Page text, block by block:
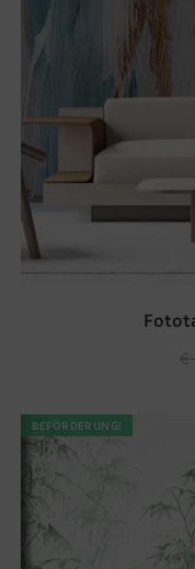
BEFÖRDERUNG!